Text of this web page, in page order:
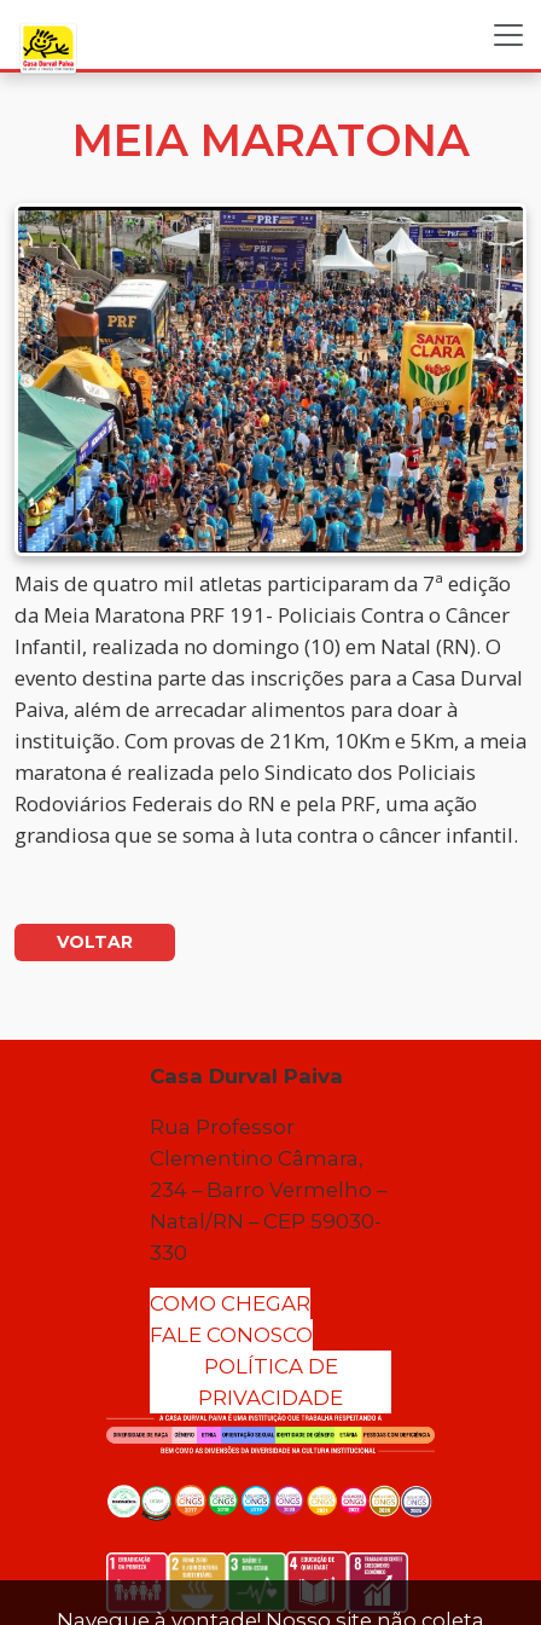
MEIA MARATONA
Mais de quatro mil atletas participaram da 7ª edição
da Meia Maratona PRF 191- Policiais Contra o Câncer
Infantil, realizada no domingo (10) em Natal (RN). O
evento destina parte das inscrições para a Casa Durval
Paiva, além de arrecadar alimentos para doar à
instituição. Com provas de 21Km, 10Km e 5Km, a meia
maratona é realizada pelo Sindicato dos Policiais
Rodoviários Federais do RN e pela PRF, uma ação
grandiosa que se soma à luta contra o câncer infantil.
VOLTAR
Casa Durval Paiva
Rua Professor
Clementino Câmara,
234 – Barro Vermelho –
Natal/RN – CEP 59030-
330
COMO CHEGAR
FALE CONOSCO
POLÍTICA DE
PRIVACIDADE
Navegue à vontade! Nosso site não coleta